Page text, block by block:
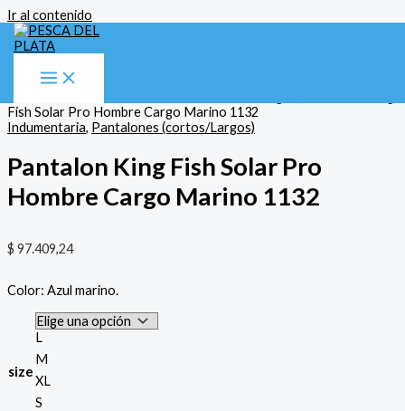
Ir al contenido
Fish Solar Pro Hombre Cargo Marino 1132
Indumentaria, Pantalones (cortos/Largos)
Pantalon King Fish Solar Pro
Hombre Cargo Marino 1132
$ 97.409,24
Color: Azul marino.
size
L
M
XL
S